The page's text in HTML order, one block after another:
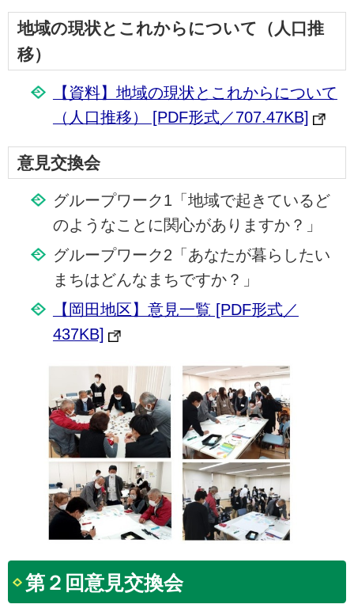
地域の現状とこれからについて（人口推
移）
【資料】地域の現状とこれからについて
（人口推移） [PDF形式／707.47KB]
意見交換会
グループワーク1「地域で起きているど
のようなことに関心がありますか？」
グループワーク2「あなたが暮らしたい
まちはどんなまちですか？」
【岡田地区】意見一覧 [PDF形式／
437KB]
第２回意見交換会